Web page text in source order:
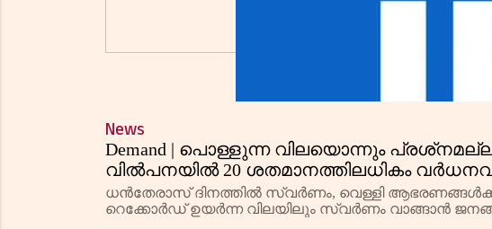
News
Demand | പൊള്ളുന്ന വിലയൊന്നും
വിൽപനയിൽ 20 ശതമാനത്തിലധികം
ധൻതേരാസ് ദിനത്തിൽ സ്വർണം, വെള്ളി
റെക്കോർഡ് ഉയർന്ന വിലയിലും സ്വർണം വാങ്ങാൻ